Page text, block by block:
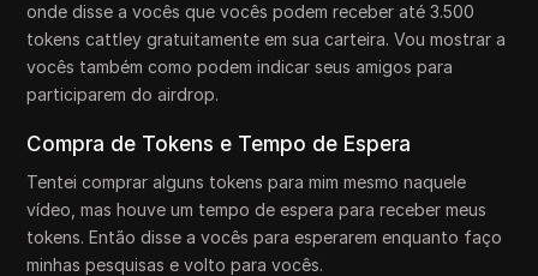
onde disse a vocês que vocês podem receber até 3.500
tokens cattley gratuitamente em sua carteira. Vou mostrar a
vocês também como podem indicar seus amigos para
participarem do airdrop.
Compra de Tokens e Tempo de Espera
Tentei comprar alguns tokens para mim mesmo naquele
vídeo, mas houve um tempo de espera para receber meus
tokens. Então disse a vocês para esperarem enquanto faço
minhas pesquisas e volto para vocês.